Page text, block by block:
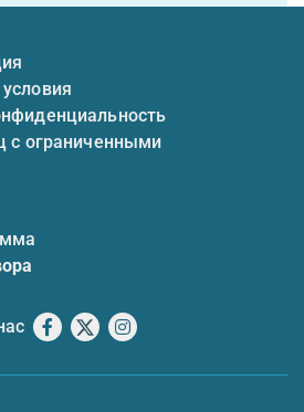
с ограниченными
Facebook
X Instagram